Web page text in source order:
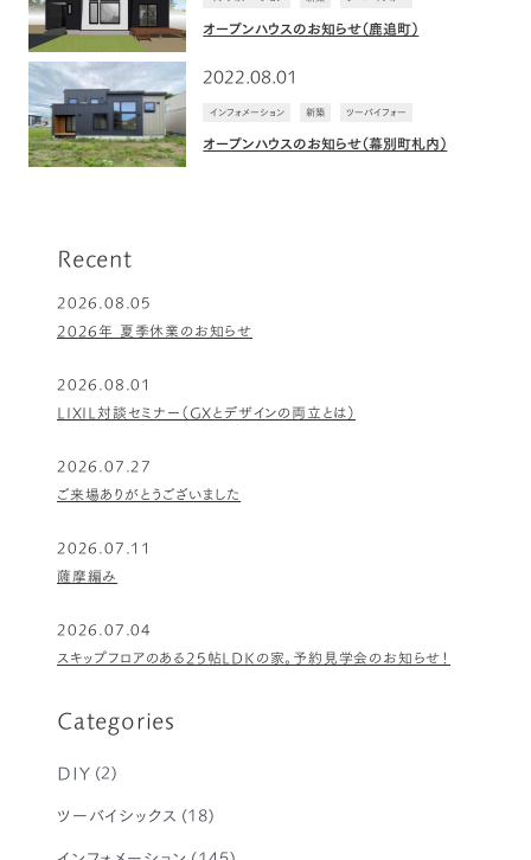
オープンハウスのお知らせ（鹿追町）
オープンハウスのお知らせ（幕別町札内）
インフォメーション 新築 ツーバイフォー
2022.08.01
Recent
2026.08.05
2026年 夏季休業のお知らせ
2026.08.01
LIXIL対談セミナー（GXとデザインの両立とは）
2026.07.27
ご来場ありがとうございました
2026.07.11
薩摩編み
2026.07.04
スキップフロアのある25帖LDKの家。予約見学会のお知らせ！
Categories
DIY (2)
ツーバイシックス (18)